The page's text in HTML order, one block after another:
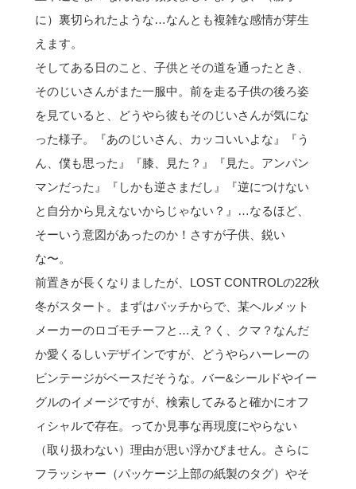
に）裏切られたような…なんとも複雑な感情が芽生
えます。
そしてある日のこと、子供とその道を通ったとき、
そのじいさんがまた一服中。前を走る子供の後ろ姿
を見ていると、どうやら彼もそのじいさんが気にな
った様子。『あのじいさん、カッコいいよな』『う
ん、僕も思った』『膝、見た？』『見た。アンパン
マンだった』『しかも逆さまだし』『逆につけない
と自分から見えないからじゃない？』…なるほど、
そーいう意図があったのか！さすが子供、鋭い
な〜。
前置きが長くなりましたが、LOST CONTROLの22秋
冬がスタート。まずはパッチからで、某ヘルメット
メーカーのロゴモチーフと…え？く、クマ？なんだ
か愛くるしいデザインですが、どうやらハーレーの
ビンテージがベースだそうな。バー&シールドやイー
グルのイメージですが、検索してみると確かにオフ
ィシャルで存在。ってか見事な再現度にやらない
（取り扱わない）理由が思い浮かびません。さらに
フラッシャー（パッケージ上部の紙製のタグ）やそ